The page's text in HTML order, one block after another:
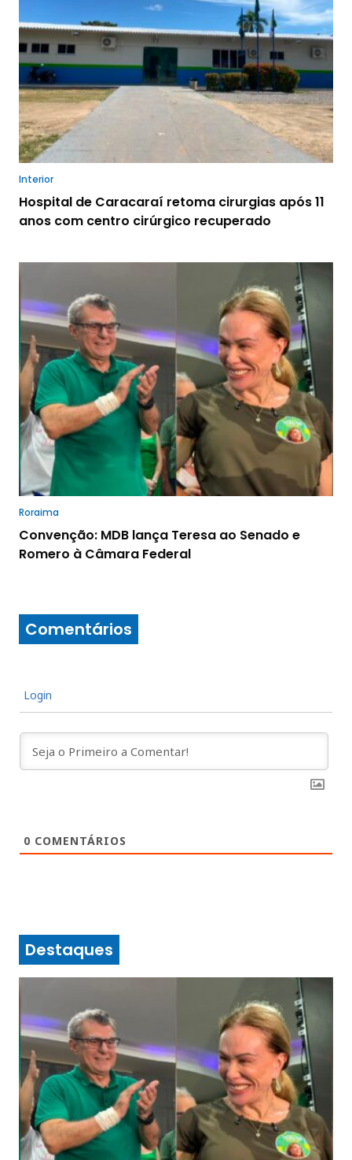
Interior
Hospital de Caracaraí retoma cirurgias após 11
anos com centro cirúrgico recuperado
Roraima
Convenção: MDB lança Teresa ao Senado e
Romero à Câmara Federal
Comentários
Login
0 COMENTÁRIOS
Destaques